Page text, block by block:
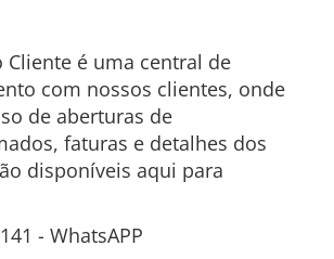
Cliente é uma central de
com nossos clientes, onde
de aberturas de
faturas e detalhes dos
disponíveis aqui para
- WhatsAPP